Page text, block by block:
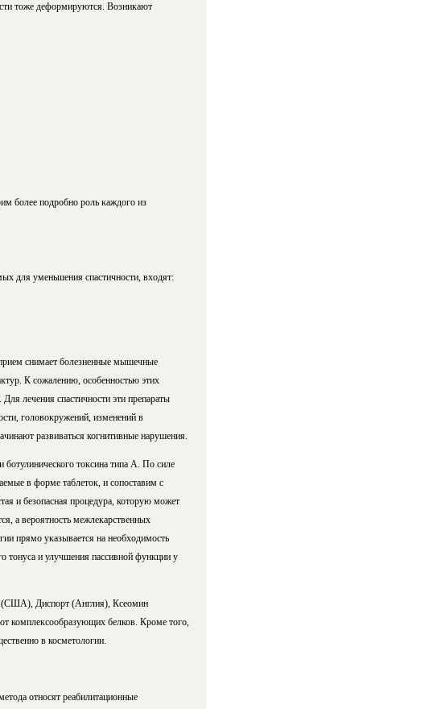
тоже деформируются. Возникают
более подробно роль каждого из
для уменьшения спастичности, входят:
снимает болезненные мышечные
К сожалению, особенностью этих
лечения спастичности эти препараты
головокружений, изменений в
развиваться когнитивные нарушения.
токсина типа А. По силе
в форме таблеток, и сопоставим с
и безопасная процедура, которую может
а вероятность межлекарственных
прямо указывается на необходимость
тонуса и улучшения пассивной функции у
(США), Диспорт (Англия), Ксеомин
комплексообразующих белков. Кроме того,
в косметологии.
относят реабилитационные